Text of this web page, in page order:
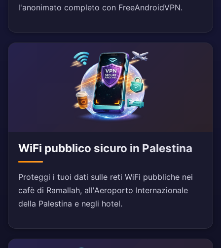
l'anonimato completo con FreeAndroidVPN.
WiFi pubblico sicuro in Palestina
Proteggi i tuoi dati sulle reti WiFi pubbliche nei
cafè di Ramallah, all'Aeroporto Internazionale
della Palestina e negli hotel.